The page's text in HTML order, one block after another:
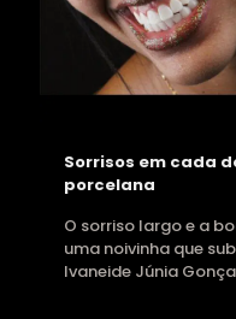
Sorrisos em cada
porcelana
O sorriso largo e a
uma noivinha que
Ivaneide Júnia